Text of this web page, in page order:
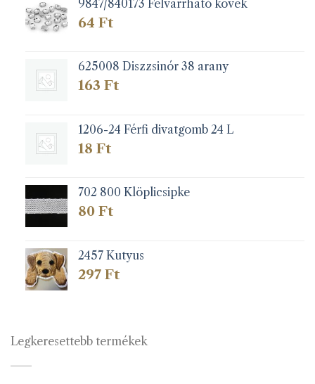
9847/840173 Felvarrható kövek
64 Ft
625008 Diszzsinór 38 arany
163 Ft
1206-24 Férfi divatgomb 24 L
18 Ft
702 800 Klöplicsipke
80 Ft
2457 Kutyus
297 Ft
Legkeresettebb termékek